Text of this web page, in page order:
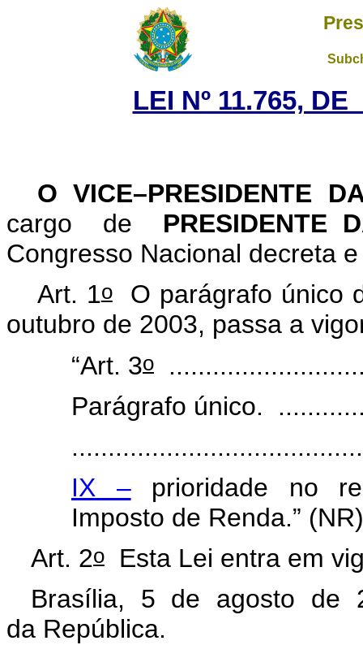
LEI Nº 11.765,
O VICE–PRESIDENTE
cargo de PRESIDENTE
Congresso Nacional decreta
Art. 1oO parágrafo único
outubro de 2003, passa a
“Art. 3o
Parágrafo único.
IX –prioridade no
Imposto de Renda.” (NR)
Art. 2o Esta Lei entra em
Brasília, 5 de agosto de
da República.